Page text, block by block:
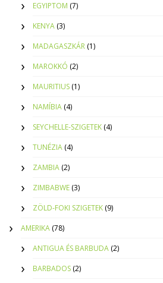
EGYIPTOM (7)
KENYA (3)
MADAGASZKÁR (1)
MAROKKÓ (2)
MAURITIUS (1)
NAMÍBIA (4)
SEYCHELLE-SZIGETEK (4)
TUNÉZIA (4)
ZAMBIA (2)
ZIMBABWE (3)
ZÖLD-FOKI SZIGETEK (9)
AMERIKA (78)
ANTIGUA ÉS BARBUDA (2)
BARBADOS (2)